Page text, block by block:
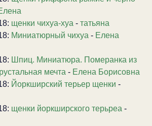
щенки чихуа-хуа - татьяна
Миниатюрный чихуа - Елена
Шпиц. Миниатюра. Померанка из
мечта - Елена Борисовна
Йоркширский терьер щенки -
щенки йоркширского терьреа -